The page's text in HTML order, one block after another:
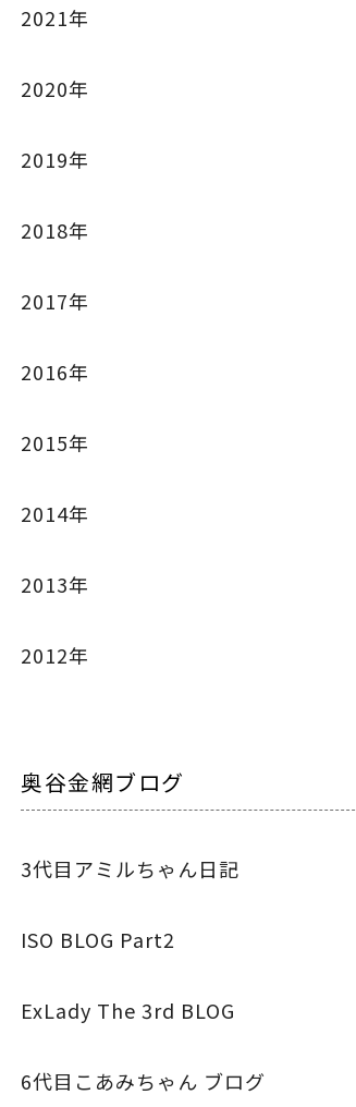
2021年
2020年
2019年
2018年
2017年
2016年
2015年
2014年
2013年
2012年
奥谷金網ブログ
3代目アミルちゃん日記
ISO BLOG Part2
ExLady The 3rd BLOG
6代目こあみちゃん ブログ